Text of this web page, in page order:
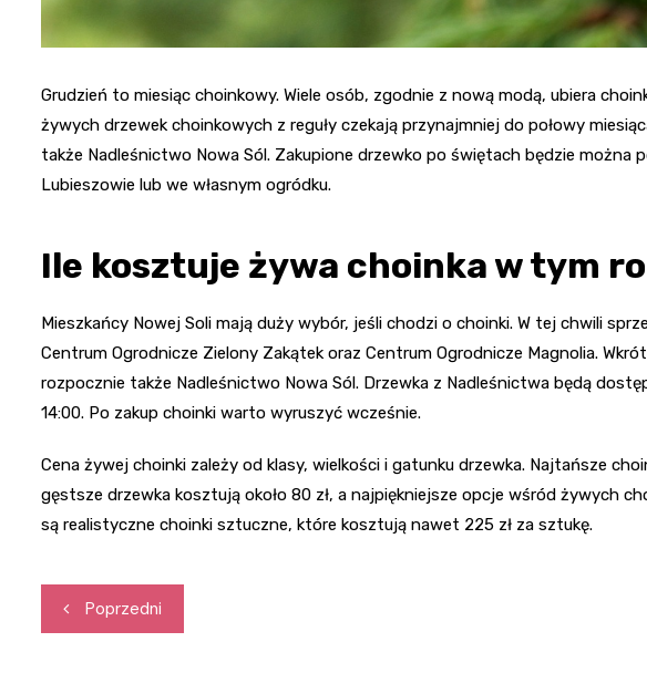
Grudzień to miesiąc choinkowy. Wiele osób, zgodnie z nową modą, ubiera
żywych drzewek choinkowych z reguły czekają przynajmniej do połowy
także Nadleśnictwo Nowa Sól. Zakupione drzewko po świętach będzie można
Lubieszowie lub we własnym ogródku.
Ile kosztuje żywa choinka w tym
Mieszkańcy Nowej Soli mają duży wybór, jeśli chodzi o choinki. W tej chwili
Centrum Ogrodnicze Zielony Zakątek oraz Centrum Ogrodnicze Magnolia.
rozpocznie także Nadleśnictwo Nowa Sól. Drzewka z Nadleśnictwa będą
14:00. Po zakup choinki warto wyruszyć wcześnie.
Cena żywej choinki zależy od klasy, wielkości i gatunku drzewka. Najtańsze
gęstsze drzewka kosztują około 80 zł, a najpiękniejsze opcje wśród żywych
są realistyczne choinki sztuczne, które kosztują nawet 225 zł za sztukę.
Nawigacja
wpisu
Poprzedni